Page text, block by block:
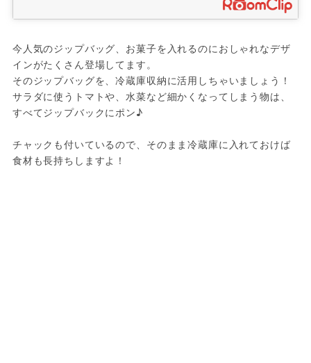
今人気のジップバッグ、お菓子を入れるのにおしゃれなデザ
インがたくさん登場してます。
そのジップバッグを、冷蔵庫収納に活用しちゃいましょう！
サラダに使うトマトや、水菜など細かくなってしまう物は、
すべてジップバックにポン♪
チャックも付いているので、そのまま冷蔵庫に入れておけば
食材も長持ちしますよ！